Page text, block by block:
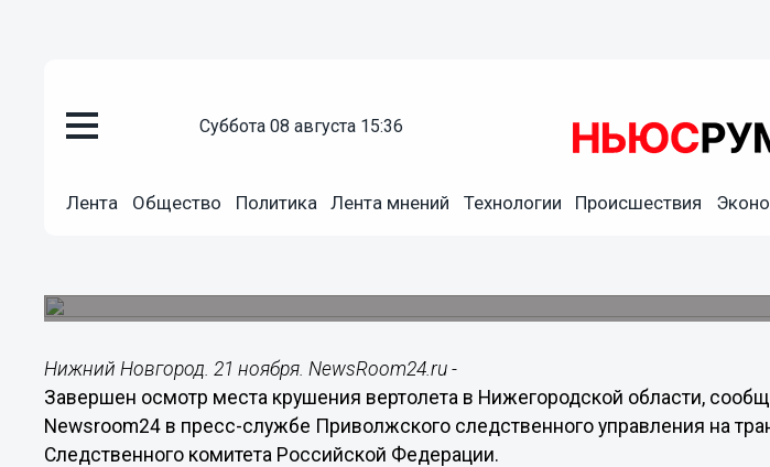
суббота 08 августа 15:36
Лента Общество Политика Лента мнений Технологии Происшествия
Завершен осмотр места крушения вертолета в
Нижний Новгород. 21 ноября. NewsRoom24.ru -
Завершен осмотр места крушения вертолета в Нижегородской области,
Newsroom24 в пресс-службе Приволжского следственного управления на
Следственного комитета Российской Федерации.